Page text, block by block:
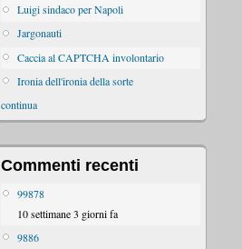
Luigi sindaco per Napoli
Jargonauti
Caccia al CAPTCHA involontario
Ironia dell'ironia della sorte
continua
Commenti recenti
99878
10 settimane 3 giorni fa
9886